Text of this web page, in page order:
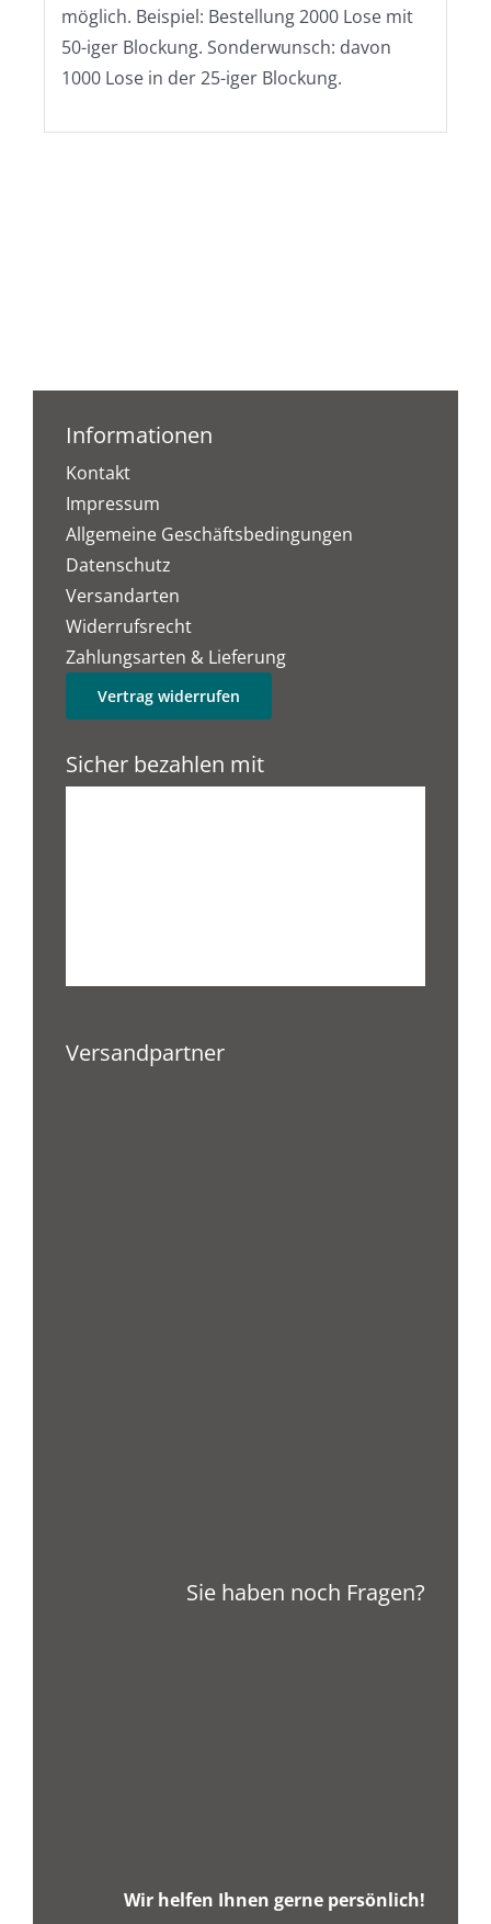
möglich. Beispiel: Bestellung 2000 Lose mit
50-iger Blockung. Sonderwunsch: davon
1000 Lose in der 25-iger Blockung.
Informationen
Kontakt
Impressum
Allgemeine Geschäftsbedingungen
Datenschutz
Versandarten
Widerrufsrecht
Zahlungsarten & Lieferung
Vertrag widerrufen
Sicher bezahlen mit
Versandpartner
Sie haben noch Fragen?
Wir helfen Ihnen gerne persönlich!